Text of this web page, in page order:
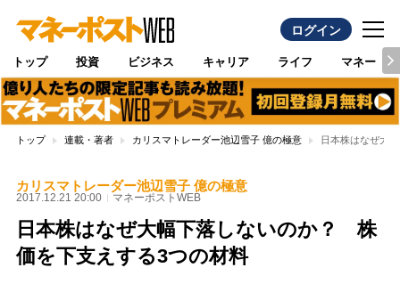
ログイン
トップ 投資 ビジネス キャリア ライフ マネー
トップ 連載・著者 カリスマトレーダー池辺雪子 億の極意 日本株はなぜ大
カリスマトレーダー池辺雪子 億の極意
2017.12.21 20:00 マネーポストWEB
日本株はなぜ大幅下落しないのか？ 株
価を下支えする3つの材料